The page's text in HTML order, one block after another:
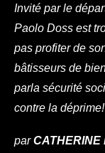
Invité par le
Paolo Doss est
pas profiter de
bâtisseurs de
parla sécurité
contre la déprime!
parCATHERINE